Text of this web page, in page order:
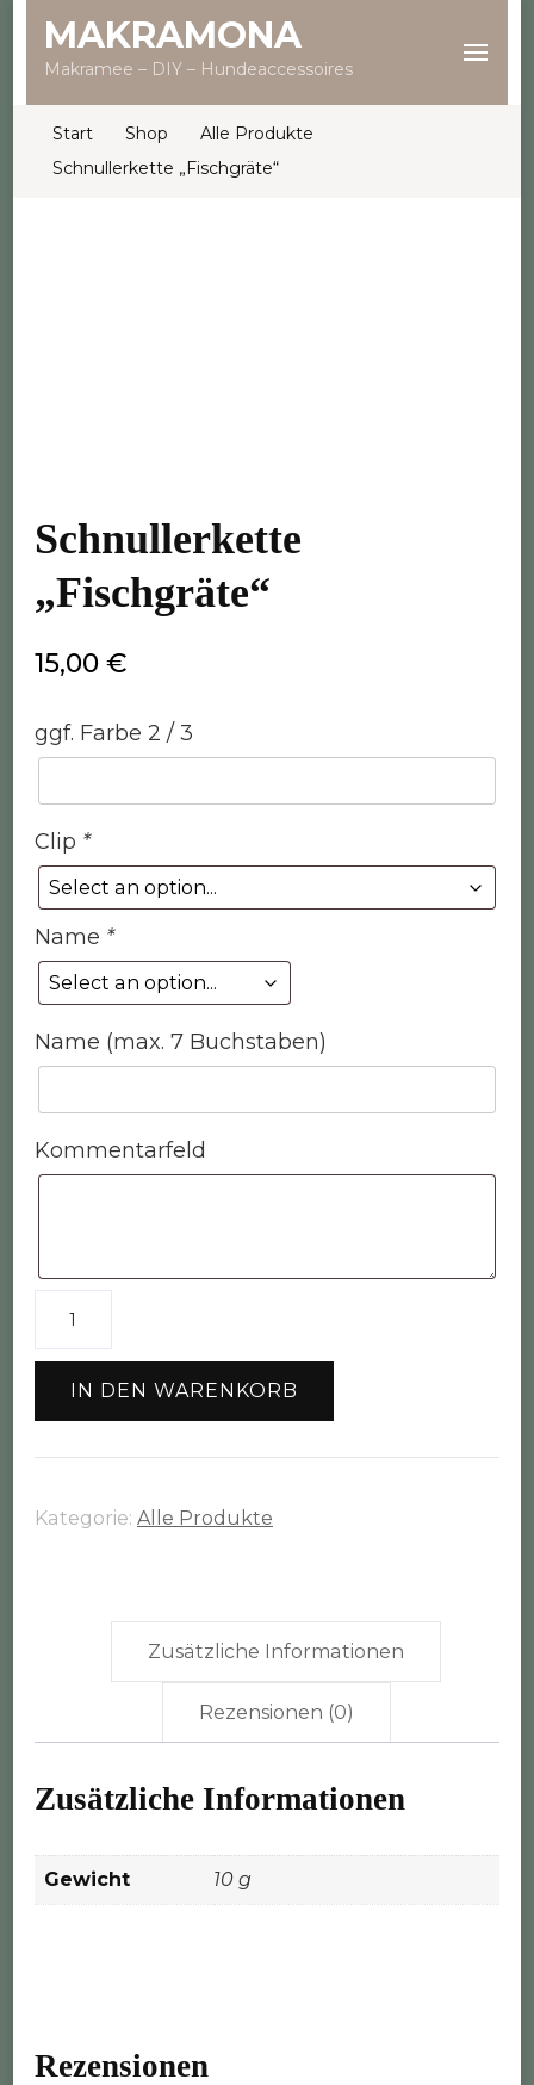
MAKRAMONA
Makramee – DIY – Hundeaccessoires
Start Shop
Alle Produkte
Schnullerkette „Fischgräte“
Schnullerkette
„Fischgräte“
15,00 €
ggf. Farbe 2 / 3
Clip *
Name *
Name (max. 7 Buchstaben)
Kommentarfeld
IN DEN WARENKORB
Kategorie: Alle Produkte
Zusätzliche Informationen
Rezensionen (0)
Zusätzliche Informationen
Gewicht 10 g
Rezensionen